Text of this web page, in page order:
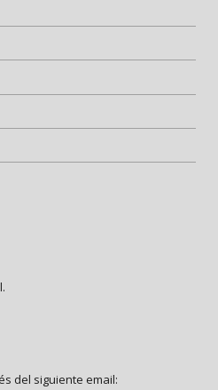
del siguiente email: